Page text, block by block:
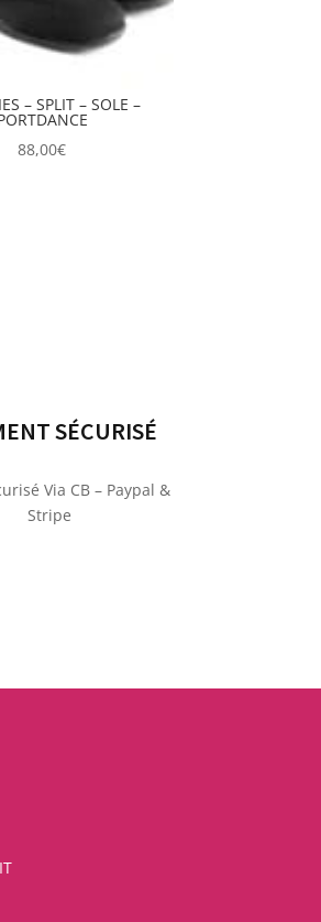
– SPLIT – SOLE –
88,00€
SÉCURISÉ
Via CB – Paypal &
Stripe